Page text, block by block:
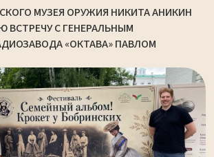
МУЗЕЯ ОРУЖИЯ НИКИТА АНИКИН
ВСТРЕЧУ С ГЕНЕРАЛЬНЫМ
«ОКТАВА» ПАВЛОМ